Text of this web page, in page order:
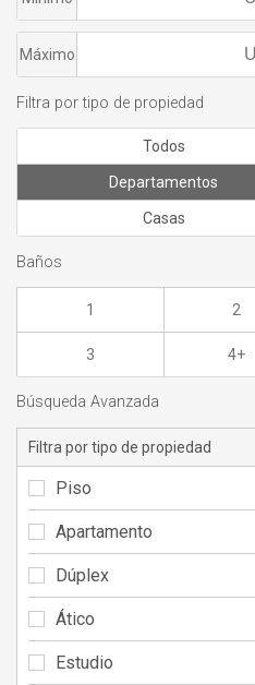
Máximo
Filtra por tipo de propiedad
Todos
Departamentos
Casas
Baños
1 2
3 4+
Búsqueda Avanzada
Filtra por tipo de propiedad
Piso
Apartamento
Dúplex
Ático
Estudio